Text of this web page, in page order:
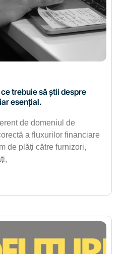
trebuie să știi despre
esențial.
de domeniul de
a fluxurilor financiare
de plăți către furnizori,